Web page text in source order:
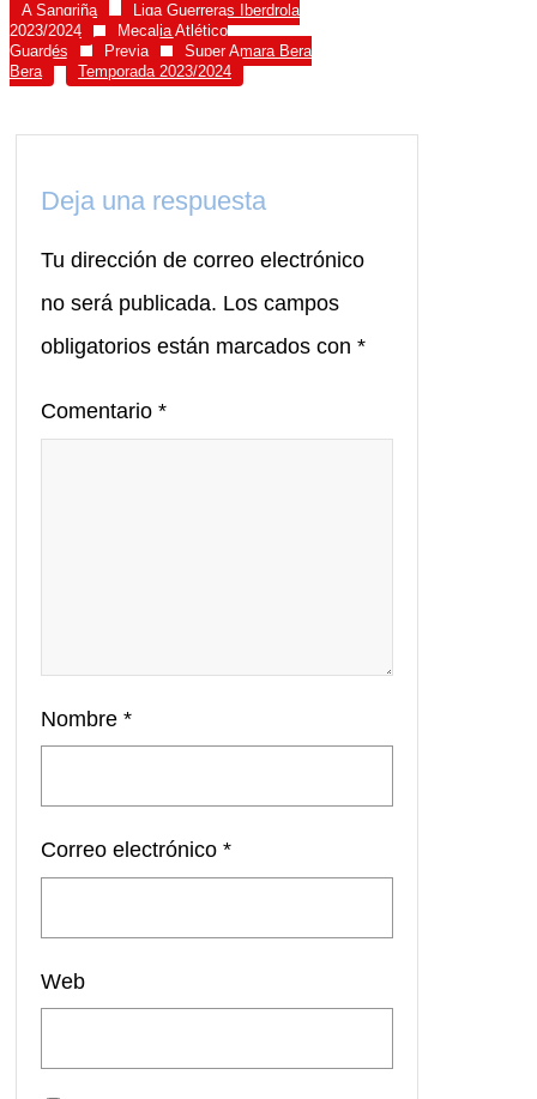
A Sangriña
Liga Guerreras Iberdrola
2023/2024
Mecalia Atlético
Guardés
Previa
Super Amara Bera
Bera
Temporada 2023/2024
Deja una respuesta
Tu dirección de correo electrónico
no será publicada. Los campos
obligatorios están marcados con *
Comentario *
Nombre *
Correo electrónico *
Web